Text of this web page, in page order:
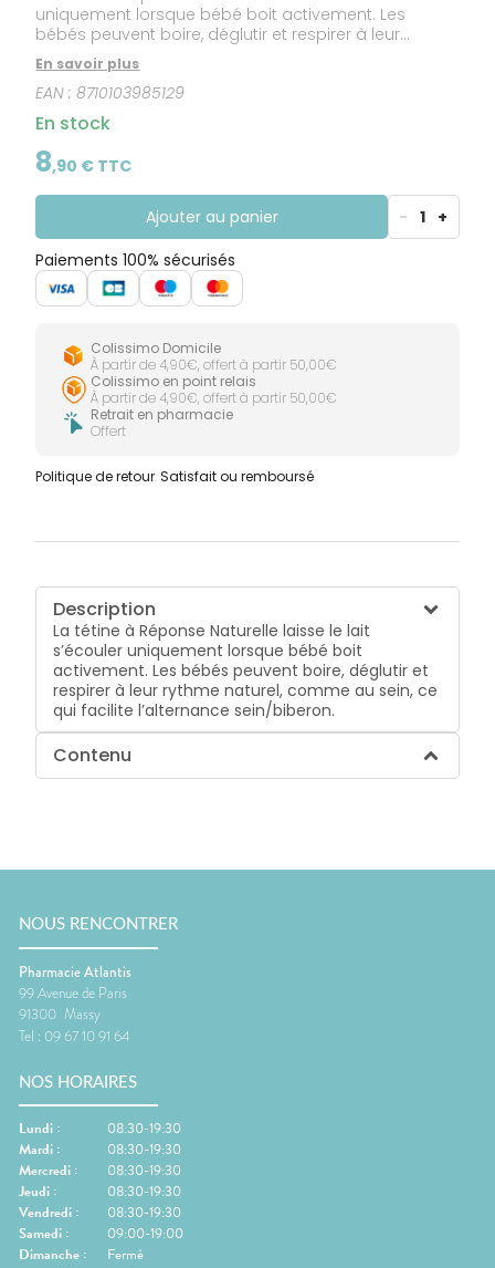
uniquement lorsque bébé boit activement. Les
bébés peuvent boire, déglutir et respirer à leur
rythme naturel, comme au sein, ce qui facilite
l’alternance sein/biberon.
En savoir plus
EAN :8710103985129
En stock
8,90 € TTC
Ajouter au panier - 1 +
Paiements 100% sécurisés
Colissimo Domicile
À partir de 4,90€, offert à partir 50,00€
Colissimo en point relais
À partir de 4,90€, offert à partir 50,00€
Retrait en pharmacie
Offert
Politique de retour Satisfait ou remboursé
Description
La tétine à Réponse Naturelle laisse le lait
s’écouler uniquement lorsque bébé boit
activement. Les bébés peuvent boire, déglutir et
respirer à leur rythme naturel, comme au sein, ce
qui facilite l’alternance sein/biberon.
Contenu
NOUS RENCONTRER
Pharmacie Atlantis
99 Avenue de Paris
91300 Massy
Tel : 09 67 10 91 64
NOS HORAIRES
Lundi :
08:30-19:30
Mardi :
08:30-19:30
Mercredi :
08:30-19:30
Jeudi :
08:30-19:30
Vendredi :
08:30-19:30
Samedi :
09:00-19:00
Dimanche : Fermé